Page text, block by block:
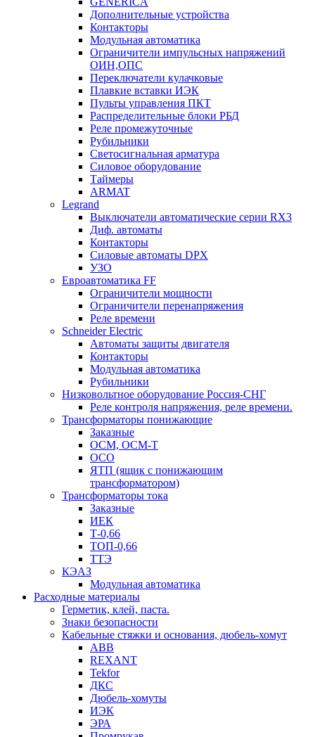
Дополнительные устройства
Контакторы
Модульная автоматика
Ограничители импульсных напряжений
ОИН,ОПС
Переключатели кулачковые
Плавкие вставки ИЭК
Пульты управления ПКТ
Распределительные блоки РБД
Реле промежуточные
Рубильники
Светосигнальная арматура
Силовое оборудование
Таймеры
ARMAT
Legrand
Выключатели автоматические серии RX3
Диф. автоматы
Контакторы
Силовые автоматы DPX
УЗО
Евроавтоматика FF
Ограничители мощности
Ограничители перенапряжения
Реле времени
Schneider Electric
Автоматы защиты двигателя
Контакторы
Модульная автоматика
Рубильники
Низковольтное оборудование Россия-СНГ
Реле контроля напряжения, реле времени.
Трансформаторы понижающие
Заказные
ОСМ, ОСМ-Т
ОСО
ЯТП (ящик с понижающим
трансформатором)
Трансформаторы тока
Заказные
ИЕК
Т-0,66
ТОП-0,66
ТТЭ
КЭАЗ
Модульная автоматика
Расходные материалы
Герметик, клей, паста.
Знаки безопасности
Кабельные стяжки и основания, дюбель-хомут
ABB
REXANT
Tekfor
ДКС
Дюбель-хомуты
ИЭК
ЭРА